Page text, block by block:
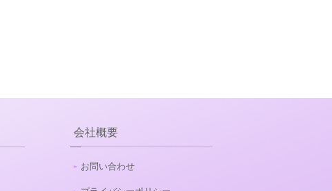
会社概要
お問い合わせ